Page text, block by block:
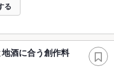
る
酒に合う創作料